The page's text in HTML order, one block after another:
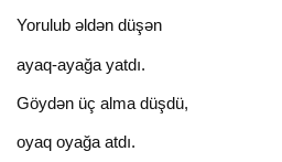
Yorulub əldən düşən
ayaq-ayağa yatdı.
Göydən üç alma düşdü,
oyaq oyağa atdı.